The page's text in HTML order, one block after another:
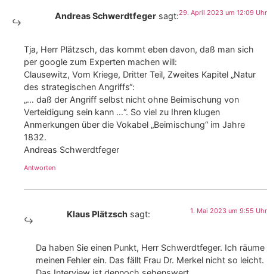
Andreas Schwerdtfeger sagt:29. April 2023 um 12:09 Uhr
Tja, Herr Plätzsch, das kommt eben davon, daß man sich
per google zum Experten machen will:
Clausewitz, Vom Kriege, Dritter Teil, Zweites Kapitel „Natur
des strategischen Angriffs“:
„… daß der Angriff selbst nicht ohne Beimischung von
Verteidigung sein kann …“. So viel zu Ihren klugen
Anmerkungen über die Vokabel „Beimischung“ im Jahre
1832.
Andreas Schwerdtfeger
Antworten
Klaus Plätzsch sagt: 1. Mai 2023 um 9:55 Uhr
Da haben Sie einen Punkt, Herr Schwerdtfeger. Ich räume
meinen Fehler ein. Das fällt Frau Dr. Merkel nicht so leicht.